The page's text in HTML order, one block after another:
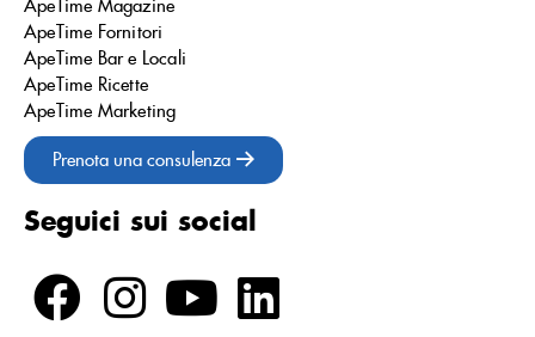
ApeTime Magazine
ApeTime Fornitori
ApeTime Bar e Locali
ApeTime Ricette
ApeTime Marketing
Prenota una consulenza
Seguici sui social